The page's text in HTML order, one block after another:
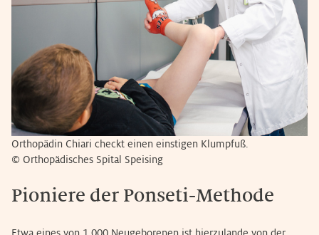
Orthopädin Chiari checkt einen einstigen Klumpfuß.
© Orthopädisches Spital Speising
Pioniere der Ponseti-Methode